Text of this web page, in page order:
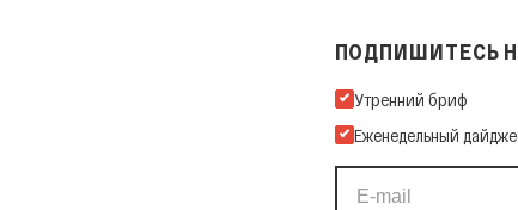
ПОДПИШИТЕСЬ
Подпишитесь на нашу
Утренний бриф
Еженедельный